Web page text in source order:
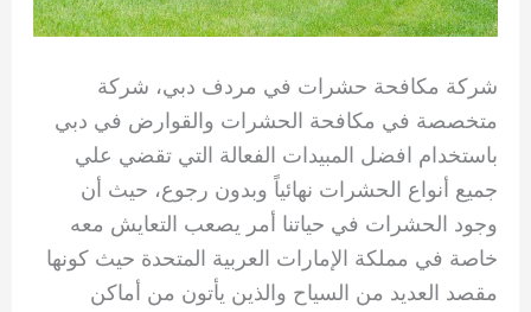
شركة مكافحة حشرات في مردف دبي، شركة
متخصصة في مكافحة الحشرات والقوارض في دبي
باستخدام افضل المبيدات الفعالة التي تقضي علي
جميع أنواع الحشرات نهائياً وبدون رجوع، حيث أن
وجود الحشرات في حياتنا أمر يصعب التعايش معه
خاصة في مملكة الإمارات العربية المتحدة حيث كونها
مقصد العديد من السياح والذين يأتون من أماكن